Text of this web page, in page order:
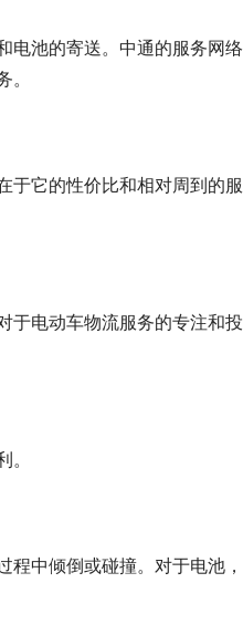
电池的寄送。中通的服务网络
于它的性价比和相对周到的服
于电动车物流服务的专注和投
中倾倒或碰撞。对于电池，